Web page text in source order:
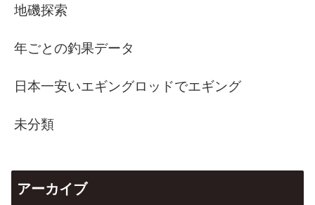
地磯探索
年ごとの釣果データ
日本一安いエギングロッドでエギング
未分類
アーカイブ